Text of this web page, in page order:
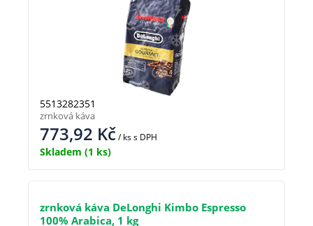
5513282351
773,92 Kč/ kss DPH
Skladem (1 ks)
zrnková káva
zrnková káva DeLonghi Kimbo Espresso
100% Arabica, 1 kg